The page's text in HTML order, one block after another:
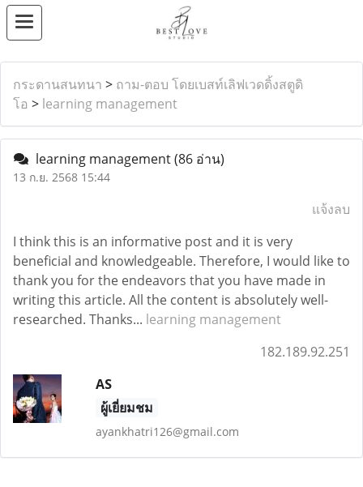
กระดานสนทนา > ถาม-ตอบ โดยเบสท์เลิฟเวดดิ้งสตูดิ
โอ > learning management
learning management(86 อ่าน)
13 ก.ย. 2568 15:44
แจ้งลบ
I think this is an informative post and it is very
beneficial and knowledgeable. Therefore, I would like to
thank you for the endeavors that you have made in
writing this article. All the content is absolutely well-
researched. Thanks... learning management
182.189.92.251
AS
ผู้เยี่ยมชม
ayankhatri126@gmail.com